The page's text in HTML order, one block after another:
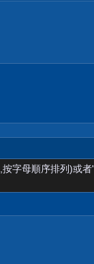
字母順序排列)或